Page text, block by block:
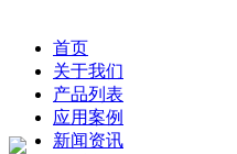
首页
关于我们
产品列表
应用案例
新闻资讯